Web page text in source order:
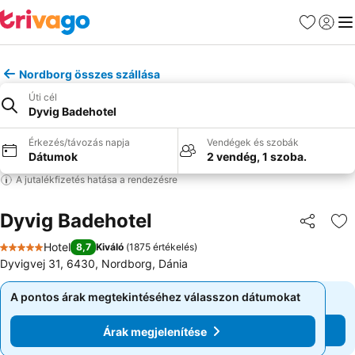
Kedvencek
Nordborg összes szállása
Úti cél
Dyvig Badehotel
Érkezés/távozás napja
Dátumok
Vendégek és szobák
2 vendég, 1 szoba.
A jutalékfizetés hatása a rendezésre
Dyvig Badehotel
5 Kategória
Hotel 8,7 Kiváló (1875 értékelés)
Dyvigvej 31, 6430, Nordborg, Dánia
A pontos árak megtekintéséhez válasszon dátumokat
Árak megjelenítése
A pontos árak megtekintéséhez válasszon dátumokat
Árak megjelenítése